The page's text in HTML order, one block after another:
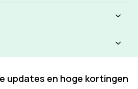
updates en hoge kortingen